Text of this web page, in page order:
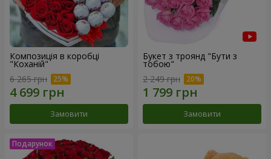
Композиція в коробці
"Коханій"
6 265 грн
Замовити
Букет з троянд "Бути з
тобою"
2 249 грн
Замовити